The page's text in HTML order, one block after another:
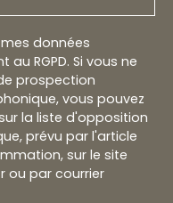
données
RGPD. Si vous ne
prospection
vous pouvez
la liste d'opposition
prévu par l'article
sur le site
ou par courrier